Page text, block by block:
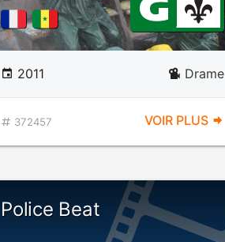
2011 Drame
372457 VOIR PLUS
Police Beat